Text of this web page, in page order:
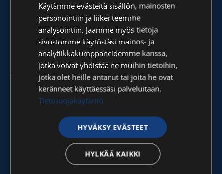
ENGLISH
Käytämme evästeitä sisällön, mainosten
personointiin ja liikenteemme
analysointiin. Jaamme myös tietoja
sivustomme käytöstäsi mainos- ja
analytiikkakumppaneidemme kanssa,
jotka voivat yhdistää ne muihin tietoihin,
jotka olet heille antanut tai joita he ovat
keränneet käyttäessäsi palveluitaan.
Tietosuojakäytäntö
HYVÄKSY EVÄSTEET
HYLKÄÄ KAIKKI